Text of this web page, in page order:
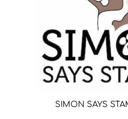
SIMON SAYS